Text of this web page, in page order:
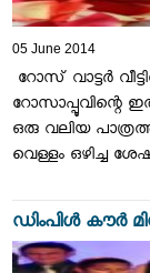
05 June 2014
റോസ്‌ വാട്ടര്‍
റോസാപ്പൂവിന്റെ
ഒരു വലിയ
വെള്ളം ഒഴിച്ച
ഡിംപിള്‍ കൗര്‍